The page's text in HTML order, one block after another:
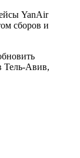
YanAir
сборов и
Тель-Авив,